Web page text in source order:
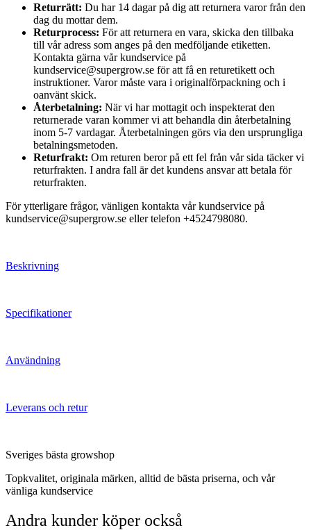
Returrätt: Du har 14 dagar på dig att returnera varor från den
dag du mottar dem.
Returprocess: För att returnera en vara, skicka den tillbaka
till vår adress som anges på den medföljande etiketten.
Kontakta gärna vår kundservice på
kundservice@supergrow.se för att få en returetikett och
instruktioner. Varor måste vara i originalförpackning och i
oanvänt skick.
Återbetalning: När vi har mottagit och inspekterat den
returnerade varan kommer vi att behandla din återbetalning
inom 5-7 vardagar. Återbetalningen görs via den ursprungliga
betalningsmetoden.
Returfrakt: Om returen beror på ett fel från vår sida täcker vi
returfrakten. I andra fall är det kundens ansvar att betala för
returfrakten.
För ytterligare frågor, vänligen kontakta vår kundservice på
kundservice@supergrow.se eller telefon +4524798080.
Beskrivning
Specifikationer
Användning
Leverans och retur
Sveriges bästa growshop
Topkvalitet, originala märken, alltid de bästa priserna, och vår
vänliga kundservice
Andra kunder köper också